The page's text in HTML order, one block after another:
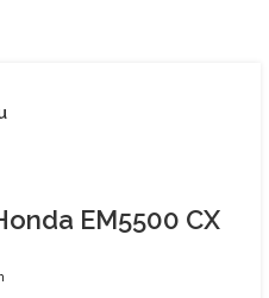
EM5500 CX